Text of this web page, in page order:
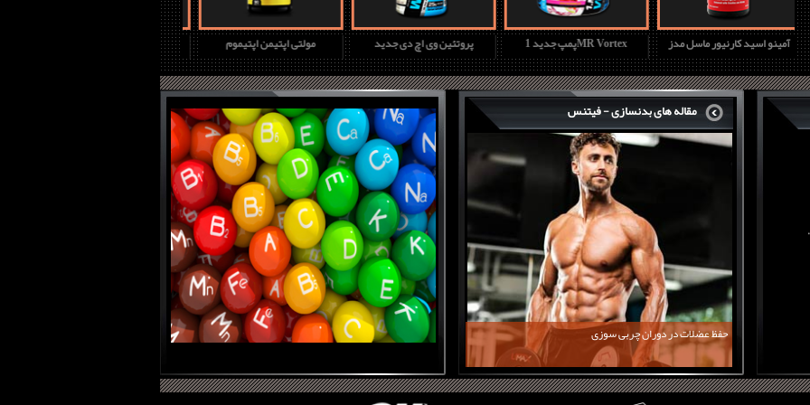
مولتی اپتیمن اپتیموم پروتئین وی اچ دی جدید پمپ جدید 1MR Vortex آمینو اسید کارنیور ماسل مدز
مقاله های بدنسازی - فیتنس
حفظ عضلات در دوران چربی سوزی